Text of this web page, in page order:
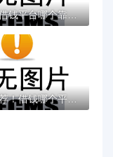
支付宝借钱平台哪个靠谱？实测这5款低息灵活...
知乎推荐！借钱哪个平台靠谱？这5个低息正规...